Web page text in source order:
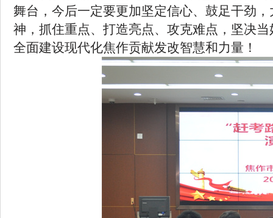
舞台，今后一定要更加坚定信心、鼓足干劲，
神，抓住重点、打造亮点、攻克难点，坚决
全面建设现代化焦作贡献发改智慧和力量 ！